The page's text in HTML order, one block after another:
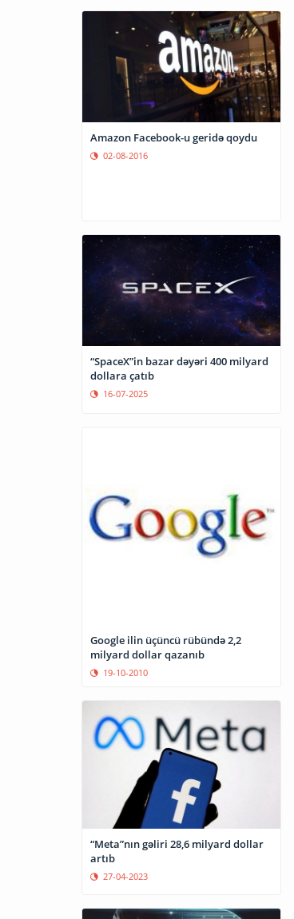
Amazon Facebook-u geridə qoydu
02-08-2016
“SpaceX”in bazar dəyəri 400 milyard
dollara çatıb
16-07-2025
Google ilin üçüncü rübündə 2,2
milyard dollar qazanıb
19-10-2010
“Meta”nın gəliri 28,6 milyard dollar
artıb
27-04-2023